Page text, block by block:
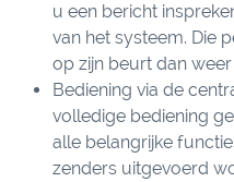
u een bericht
van het systeem. Die
op zijn beurt dan
Bediening via de
volledige bediening
alle belangrijke
zenders uitgevoerd